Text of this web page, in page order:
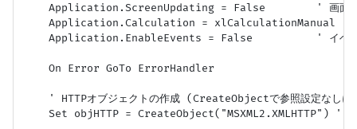
Application.ScreenUpdating = False        ' 画面
Application.Calculation = xlCalculationManual '
Application.EnableEvents = False          ' イベン
    On Error GoTo ErrorHandler
' HTTPオブジェクトの作成 (CreateObjectで参照設定なしに
Set objHTTP = CreateObject("MSXML2.XMLHTTP") '